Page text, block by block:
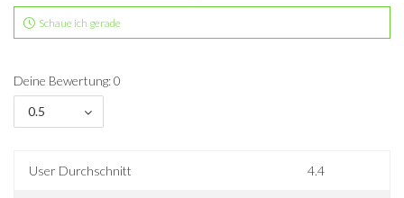
Schaue ich gerade
Deine Bewertung: 0
0.5
User Durchschnitt 4.4